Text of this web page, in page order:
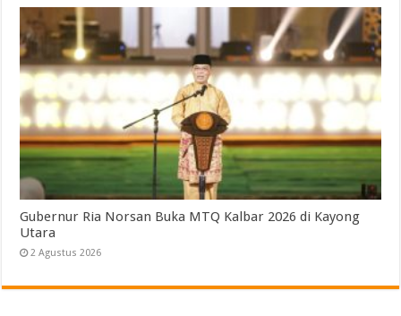
Gubernur Ria Norsan Buka MTQ Kalbar 2026 di Kayong
Utara
2 Agustus 2026